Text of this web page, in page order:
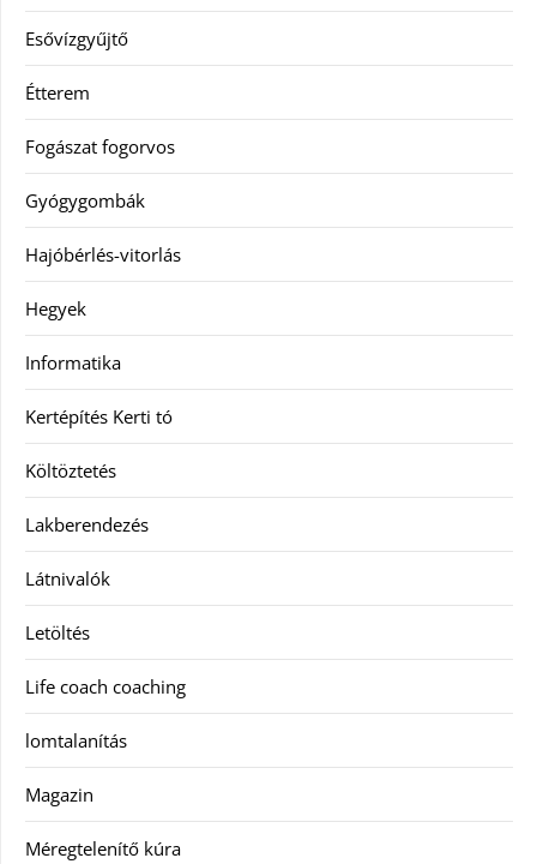
Esővízgyűjtő
Étterem
Fogászat fogorvos
Gyógygombák
Hajóbérlés-vitorlás
Hegyek
Informatika
Kertépítés Kerti tó
Költöztetés
Lakberendezés
Látnivalók
Letöltés
Life coach coaching
lomtalanítás
Magazin
Méregtelenítő kúra